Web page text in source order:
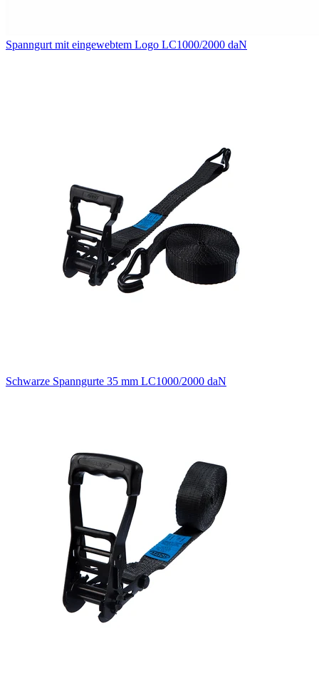
Spanngurt mit eingewebtem Logo LC1000/2000 daN
Schwarze Spanngurte 35 mm LC1000/2000 daN